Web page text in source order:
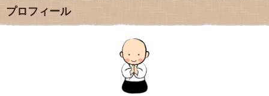
プロフィール